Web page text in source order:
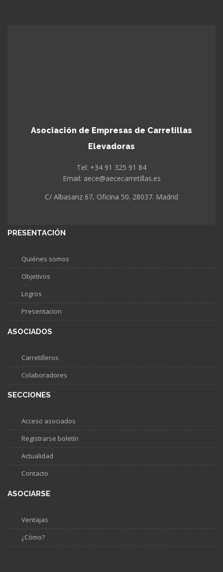
Asociación de Empresas de Carretillas
Elevadoras
Tel: +34 91 325 91 84
Email: aece@aececarretillas.es
C/ Albasanz 67, Oficina 50. 28037. Madrid
PRESENTACIÓN
Quiénes somos
Objetivos
Logros
Presentacion
ASOCIADOS
Carretilleros
Colaboradores
SECCIONES
Acceso asociados
Registrarse boletín
Actualidad
Contacto
ASOCIARSE
Ventajas
¿Cómo?